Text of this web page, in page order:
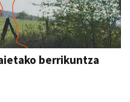
berrikuntza